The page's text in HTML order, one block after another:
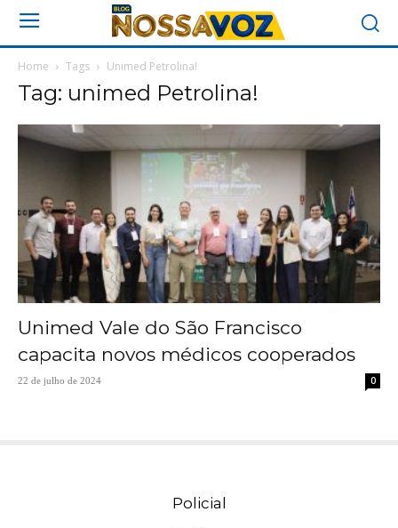
Home Tags Unimed Petrolina!
Tag: unimed Petrolina!
Unimed Vale do São Francisco
capacita novos médicos cooperados
22 de julho de 2024 0
Policial